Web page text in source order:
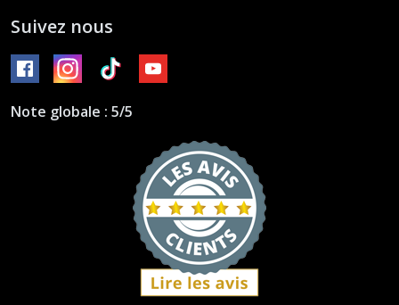
Suivez nous
Note globale : 5/5